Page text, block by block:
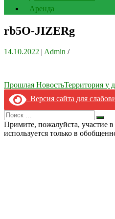
Аренда
rb5O-JIZERg
14.10.2022 | Admin /
Навигация
по
записям
Прошлая НовостьТерритория у
Версия сайта для
Search
for:
Примите, пожалуйста, участие
используется только в